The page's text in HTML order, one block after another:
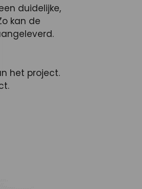
duidelijke,
kan de
het project.